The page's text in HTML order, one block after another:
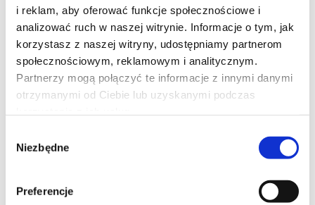
i reklam, aby oferować funkcje społecznościowe i
analizować ruch w naszej witrynie. Informacje o tym, jak
korzystasz z naszej witryny, udostępniamy partnerom
społecznościowym, reklamowym i analitycznym.
Partnerzy mogą połączyć te informacje z innymi danymi
otrzymanymi od Ciebie lub uzyskanymi podczas
zgody
Niezbędne
Preferencje
MICHAEL
kariery muzycznej pod okiem surowego ojca (Colman Domingo). Z
rodzinnym zespołem Jackson Five odnosi pierwsze sukcesy, a już
w wieku 13 lat rozpoczyna karierę solową. Również w dorosłości